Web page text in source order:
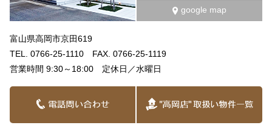
google map
富山県高岡市京田619
TEL. 0766-25-1110 FAX. 0766-25-1119
営業時間 9:30～18:00 定休日／水曜日